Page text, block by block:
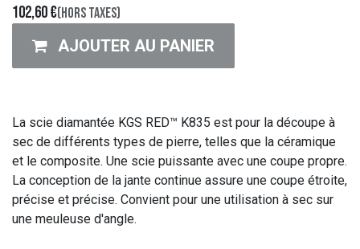
102,60€(Hors taxes)
AJOUTER AU PANIER
La scie diamantée KGS RED™ K835 est pour la découpe à
sec de différents types de pierre, telles que la céramique
et le composite. Une scie puissante avec une coupe propre.
La conception de la jante continue assure une coupe étroite,
précise et précise. Convient pour une utilisation à sec sur
une meuleuse d'angle.